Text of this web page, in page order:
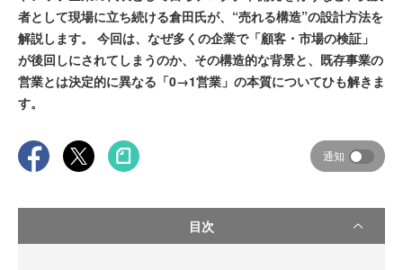
者として現場に立ち続ける倉田氏が、“売れる構造”の設計方法を
解説します。 今回は、なぜ多くの企業で「顧客・市場の検証」
が後回しにされてしまうのか、その構造的な背景と、既存事業の
営業とは決定的に異なる「0→1営業」の本質についてひも解きま
す。
通知
目次